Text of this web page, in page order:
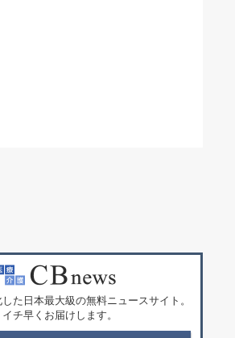
た日本最大級の無料ニュースサイト。
チ早くお届けします。